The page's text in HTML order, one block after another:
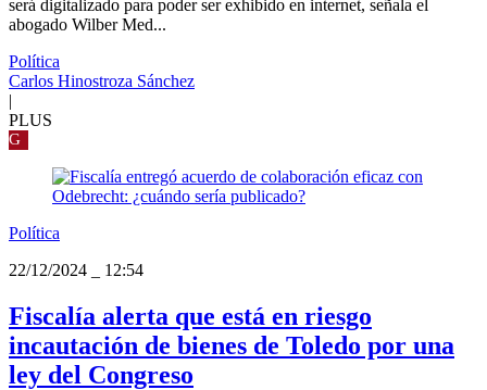
será digitalizado para poder ser exhibido en internet, señala el
abogado Wilber Med...
Política
Carlos Hinostroza Sánchez
|
PLUS
G
Política
22/12/2024
12:54
Fiscalía alerta que está en riesgo
incautación de bienes de Toledo por una
ley del Congreso